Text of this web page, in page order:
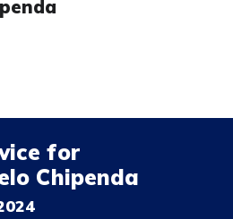
for
Chipenda